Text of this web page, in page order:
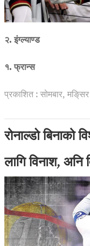
२. इंग्ल्याण्ड
१. फ्रान्स
प्रकाशित : सोमबार,
रोनाल्डो बिनाको
लागि विनाश,